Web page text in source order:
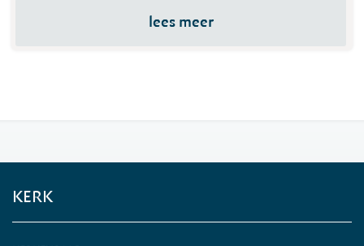
lees meer
KERK